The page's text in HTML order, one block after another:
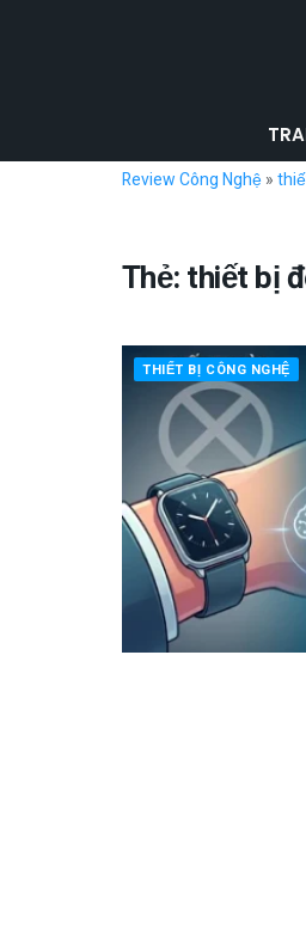
Review Công Nghệ»
Thẻ:thiết bị
THIẾT BỊ CÔNG NGHỆ